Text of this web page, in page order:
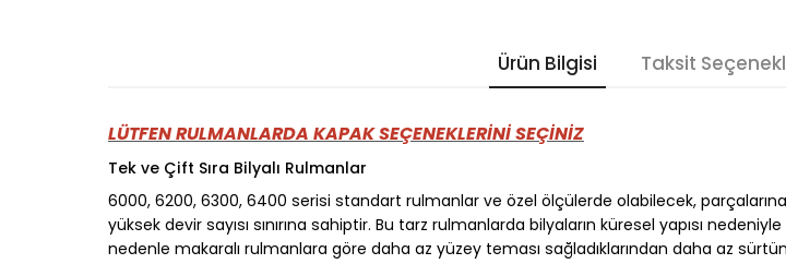
Ürün Bilgisi Taksit
LÜTFEN RULMANLARDA KAPAK SEÇENEKLERİNİ SEÇİNİZ
Tek ve Çift Sıra Bilyalı Rulmanlar
6000, 6200, 6300, 6400 serisi standart rulmanlar ve özel ölçülerde olabilecek,
yüksek devir sayısı sınırına sahiptir. Bu tarz rulmanlarda bilyaların küresel yapısı
nedenle makaralı rulmanlara göre daha az yüzey teması sağladıklarından daha az